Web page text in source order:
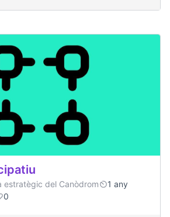
estratègic del Canòdrom
1 any
0